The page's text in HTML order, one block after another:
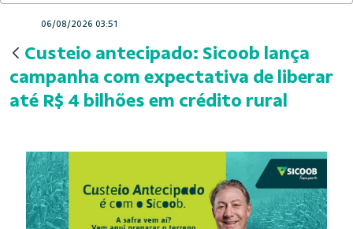
Custeio antecipado: Sicoob lança
campanha com expectativa de liberar
até R$ 4 bilhões em crédito rural
06/08/2026 03:51